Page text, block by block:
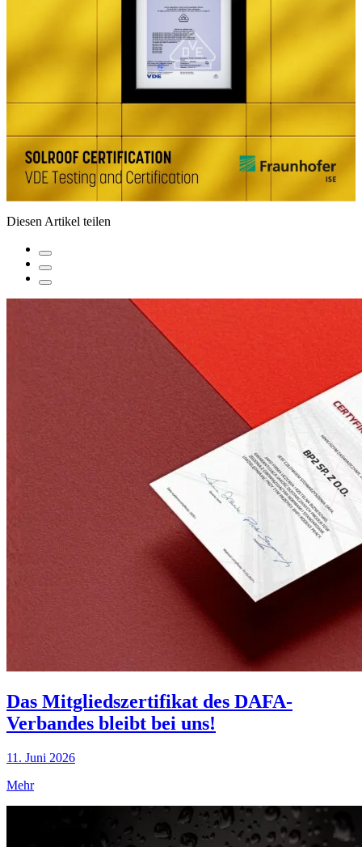
Diesen Artikel teilen
Das Mitgliedszertifikat des DAFA-
Verbandes bleibt bei uns!
11. Juni 2026
Mehr